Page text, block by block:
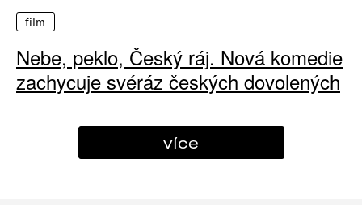
film
Nebe, peklo, Český ráj. Nová komedie
zachycuje svéráz českých dovolených
více